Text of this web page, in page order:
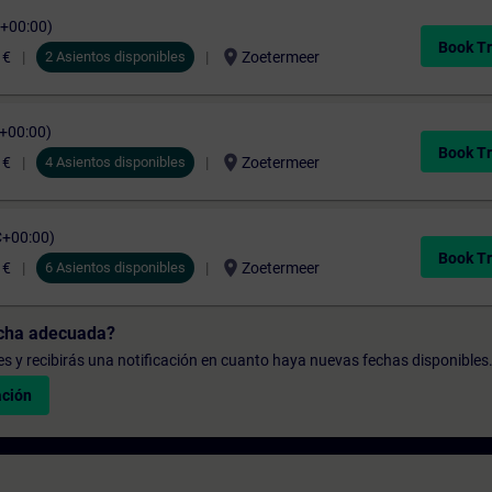
2 Asientos disponibles location_on Zoetermeer
Book
4 Asientos disponibles location_on Zoetermeer
Book
6 Asientos disponibles location_on Zoetermeer
Book
adecuada?
y recibirás una notificación en cuanto haya nuevas fechas disponibles.